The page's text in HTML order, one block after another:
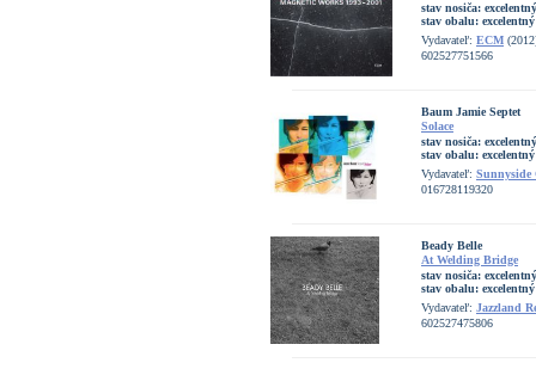
stav nosiča: excelentný
stav obalu: excelentný
Vydavateľ: ECM
602527751566
Baum Jamie Septet
Solace
stav nosiča: excelentný
stav obalu: excelentný
Vydavateľ: Sunnyside
016728119320
Beady Belle
At Welding Bridge
stav nosiča: excelentný
stav obalu: excelentný
Vydavateľ: Jazzland
602527475806